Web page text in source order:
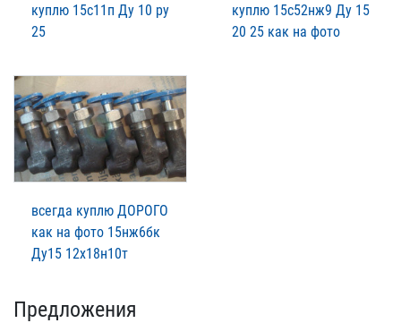
куплю 15с11п Ду 10 ру
25
куплю 15с52нж9 Ду 15
20 25 как на фото
всегда куплю ДОРОГО
как на фото 15нж6бк
Ду15 12х18н10т
Предложения